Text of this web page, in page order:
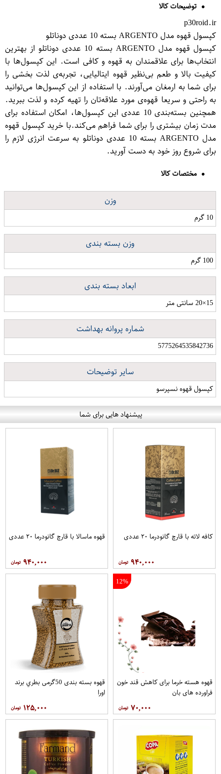
توضیحات کالا
p30roid.ir
کپسول قهوه مدل ARGENTO بسته 10 عددی دوناتلو
کپسول قهوه مدل ARGENTO بسته 10 عددی دوناتلو از بهترین
انتخاب‌ها برای علاقمندان به قهوه و کافی است. این کپسول‌ها با
کیفیت بالا و طعم بی‌نظیر قهوه ایتالیایی، تجربه‌ی لذت بخشی را
برای شما به ارمغان می‌آورند. با استفاده از این کپسول‌ها می‌توانید
به راحتی و سریعا قهوه‌ی مورد علاقه‌تان را تهیه کرده و لذت ببرید.
همچنین بسته‌بندی 10 عددی این کپسول‌ها، امکان استفاده برای
مدت زمان بیشتری را برای شما فراهم می‌کند.با خرید کپسول قهوه
مدل ARGENTO بسته 10 عددی دوناتلو به سرعت انرژی لازم را
برای شروع روز خود به دست آورید.
مختصات کالا
وزن
10 گرم
وزن بسته بندی
100 گرم
ابعاد بسته بندی
15×20 سانتی متر
شماره پروانه بهداشت
5775264535842736
سایر توضیحات
کپسول قهوه نسپرسو
پیشنهاد هایی برای شما
کافه لاته با قارچ گانودرما ۲۰ عددی
۹۴۰,۰۰۰
قهوه ماسالا با قارچ گانودرما ۲۰ عددی
۹۴۰,۰۰۰
12%
قهوه هسته خرما برای کاهش قند خون
فراورده های بان
۷۰,۰۰۰
قهوه بسته بندی 50گرمی بطري برند
اورا
۱۲۵,۰۰۰